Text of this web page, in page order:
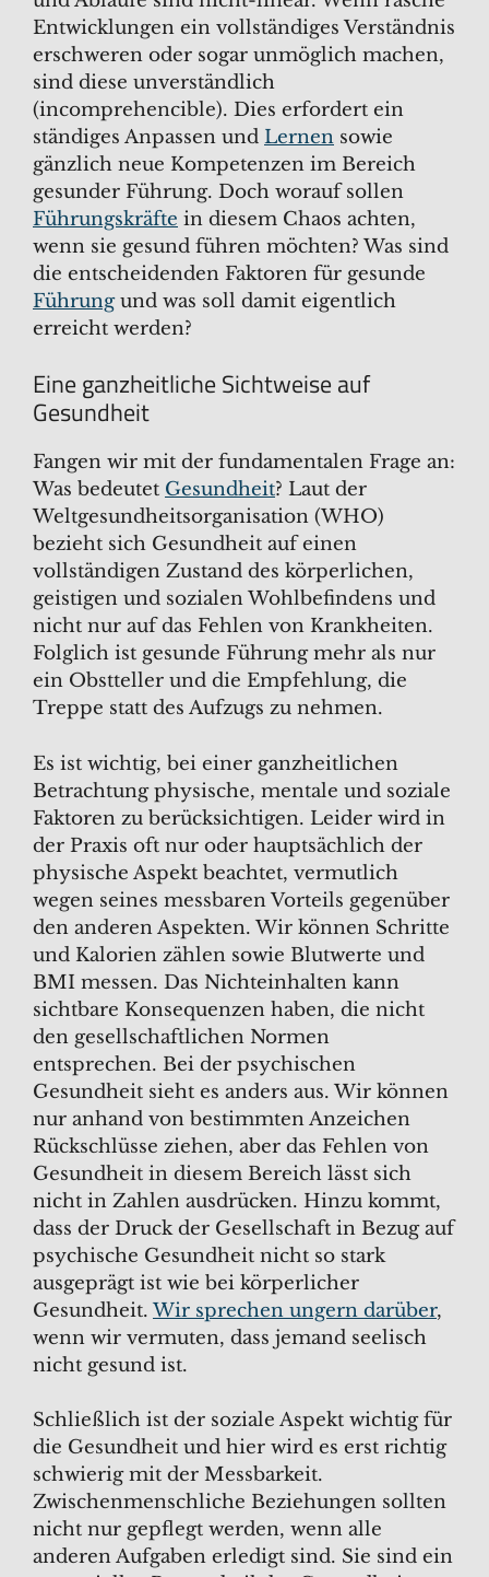
Entwicklungen ein vollständiges Verständnis
erschweren oder sogar unmöglich machen,
sind diese unverständlich
(incomprehencible). Dies erfordert ein
ständiges Anpassen und Lernen sowie
gänzlich neue Kompetenzen im Bereich
gesunder Führung. Doch worauf sollen
Führungskräfte in diesem Chaos achten,
wenn sie gesund führen möchten? Was sind
die entscheidenden Faktoren für gesunde
Führungund was soll damit eigentlich
erreicht werden?
Eine ganzheitliche Sichtweise auf
Gesundheit
Fangen wir mit der fundamentalen Frage an:
Was bedeutet Gesundheit? Laut der
Weltgesundheitsorganisation (WHO)
bezieht sich Gesundheit auf einen
vollständigen Zustand des körperlichen,
geistigen und sozialen Wohlbefindens und
nicht nur auf das Fehlen von Krankheiten.
Folglich ist gesunde Führung mehr als nur
ein Obstteller und die Empfehlung, die
Treppe statt des Aufzugs zu nehmen.
Es ist wichtig, bei einer ganzheitlichen
Betrachtung physische, mentale und soziale
Faktoren zu berücksichtigen. Leider wird in
der Praxis oft nur oder hauptsächlich der
physische Aspekt beachtet, vermutlich
wegen seines messbaren Vorteils gegenüber
den anderen Aspekten. Wir können Schritte
und Kalorien zählen sowie Blutwerte und
BMI messen. Das Nichteinhalten kann
sichtbare Konsequenzen haben, die nicht
den gesellschaftlichen Normen
entsprechen. Bei der psychischen
Gesundheit sieht es anders aus. Wir können
nur anhand von bestimmten Anzeichen
Rückschlüsse ziehen, aber das Fehlen von
Gesundheit in diesem Bereich lässt sich
nicht in Zahlen ausdrücken. Hinzu kommt,
dass der Druck der Gesellschaft in Bezug auf
psychische Gesundheit nicht so stark
ausgeprägt ist wie bei körperlicher
Gesundheit.Wir sprechen ungern darüber,
wenn wir vermuten, dass jemand seelisch
nicht gesund ist.
Schließlich ist der soziale Aspekt wichtig für
die Gesundheit und hier wird es erst richtig
schwierig mit der Messbarkeit.
Zwischenmenschliche Beziehungen sollten
nicht nur gepflegt werden, wenn alle
anderen Aufgaben erledigt sind. Sie sind ein